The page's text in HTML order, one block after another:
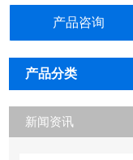
产品咨询
产品分类
新闻资讯